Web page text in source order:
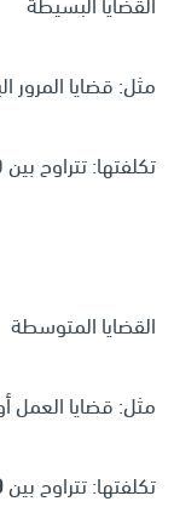
مثل: قضايا المرور
تكلفتها: تتراوح بين 3,000 إلى 10,000 ريال سعودي
القضايا المتوسطة
مثل: قضايا العمل
تكلفتها: تتراوح بين